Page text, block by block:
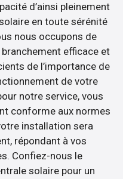
d’ainsi pleinement
en toute sérénité
nous occupons de
efficace et
de l’importance de
de votre
notre service, vous
conforme aux normes
installation sera
répondant à vos
Confiez-nous le
solaire pour un